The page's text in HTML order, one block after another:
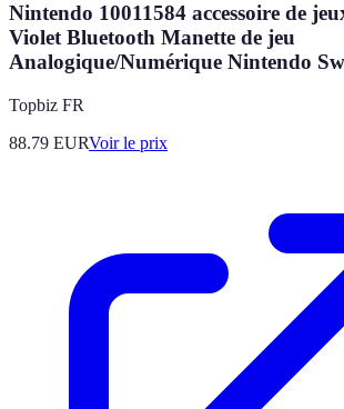
Nintendo 10011584 accessoire de
Violet Bluetooth Manette de jeu
Analogique/Numérique Nintendo
Topbiz FR
88.79 EURVoir le prix